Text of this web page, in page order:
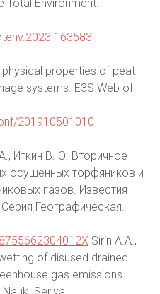
Environment.
properties of peat
systems. E3S Web of
201910501010
Иткин В.Ю. Вторичное
осушенных торфяников и
газов. Известия
Географическая.
Sirin А.А.,
of disused drained
gas emissions.